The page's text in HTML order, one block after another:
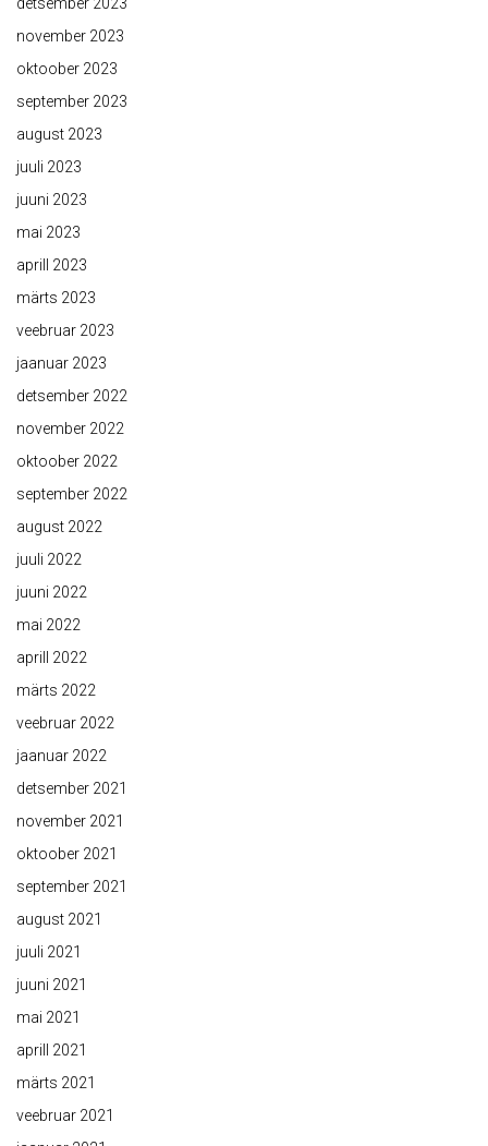
detsember 2023
november 2023
oktoober 2023
september 2023
august 2023
juuli 2023
juuni 2023
mai 2023
aprill 2023
märts 2023
veebruar 2023
jaanuar 2023
detsember 2022
november 2022
oktoober 2022
september 2022
august 2022
juuli 2022
juuni 2022
mai 2022
aprill 2022
märts 2022
veebruar 2022
jaanuar 2022
detsember 2021
november 2021
oktoober 2021
september 2021
august 2021
juuli 2021
juuni 2021
mai 2021
aprill 2021
märts 2021
veebruar 2021